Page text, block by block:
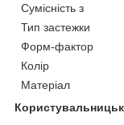
Сумісність з
Тип застежки
Форм-фактор
Колір
Матеріал